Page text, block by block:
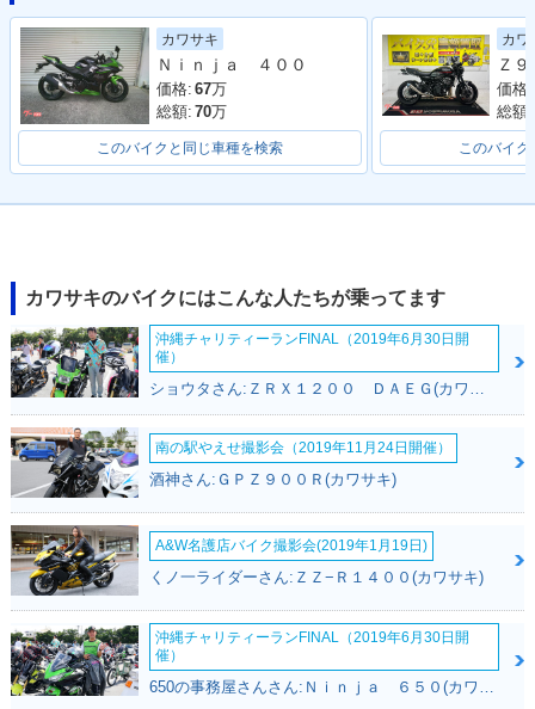
カワサキ
Ｎｉｎｊａ ４００
価格: 67万
総額: 70万
このバイクと同じ車種を検索
カワ
価格:
総額:
このバイ
カワサキのバイクにはこんな人たちが乗ってます
沖縄チャリティーランFINAL（2019年6月30日開
催）
南の駅やえせ撮影会（2019年11月24日開催）
酒神さん:ＧＰＺ９００Ｒ(カワサキ)
A&W名護店バイク撮影会(2019年1月19日)
くノ一ライダーさん:ＺＺ−Ｒ１４００(カワサキ)
沖縄チャリティーランFINAL（2019年6月30日開
催）